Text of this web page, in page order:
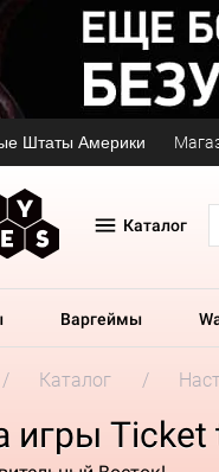
Штаты Америки
Каталог
Варгеймы
Каталог
игры Ticket